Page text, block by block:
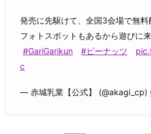
発売に先駆けて、全国3会場で無
フォトスポットもあるから遊びに
#GariGarikun
#ピーナッツ
c
— 赤城乳業【公式】 (@akagi_cp)